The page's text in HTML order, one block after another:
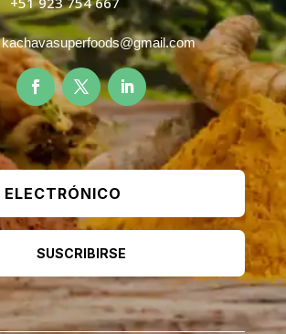
kachavasuperfoods@gmail.com
SUSCRIBIRSE